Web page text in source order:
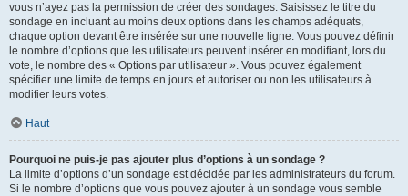
vous n’ayez pas la permission de créer des sondages. Saisissez le titre du
sondage en incluant au moins deux options dans les champs adéquats,
chaque option devant être insérée sur une nouvelle ligne. Vous pouvez définir
le nombre d’options que les utilisateurs peuvent insérer en modifiant, lors du
vote, le nombre des « Options par utilisateur ». Vous pouvez également
spécifier une limite de temps en jours et autoriser ou non les utilisateurs à
modifier leurs votes.
Haut
Pourquoi ne puis-je pas ajouter plus d’options à un sondage ?
La limite d’options d’un sondage est décidée par les administrateurs du forum.
Si le nombre d’options que vous pouvez ajouter à un sondage vous semble